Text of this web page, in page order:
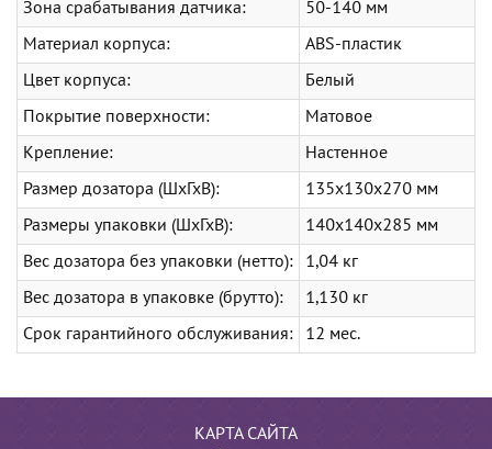
Зона срабатывания датчика: 50-140 мм
Материал корпуса: ABS-пластик
Цвет корпуса: Белый
Покрытие поверхности: Матовое
Крепление: Настенное
Размер дозатора (ШхГхВ): 135x130x270 мм
Размеры упаковки (ШхГхВ): 140x140x285 мм
Вес дозатора без упаковки (нетто): 1,04 кг
Вес дозатора в упаковке (брутто): 1,130 кг
Срок гарантийного обслуживания: 12 мес.
КАРТА САЙТА